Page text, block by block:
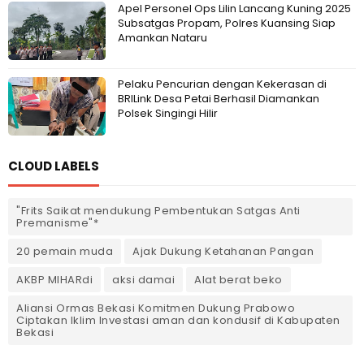
Apel Personel Ops Lilin Lancang Kuning 2025
Subsatgas Propam, Polres Kuansing Siap
Amankan Nataru
Pelaku Pencurian dengan Kekerasan di
BRILink Desa Petai Berhasil Diamankan
Polsek Singingi Hilir
CLOUD LABELS
"Frits Saikat mendukung Pembentukan Satgas Anti
Premanisme"*
20 pemain muda
Ajak Dukung Ketahanan Pangan
AKBP MIHARdi
aksi damai
Alat berat beko
Aliansi Ormas Bekasi Komitmen Dukung Prabowo
Ciptakan Iklim Investasi aman dan kondusif di Kabupaten
Bekasi